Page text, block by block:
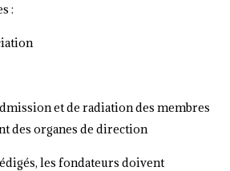
:
et de radiation des membres
des organes de direction
les fondateurs doivent